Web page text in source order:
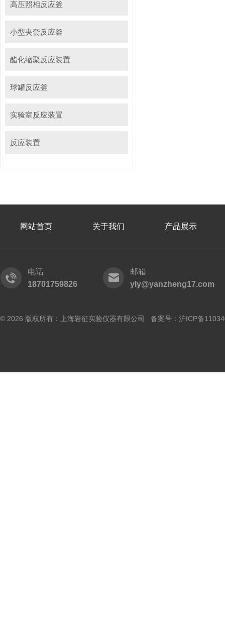
高压照相反应釜
小型夹套反应釜
酯化缩聚反应装置
球罐反应釜
实验室反应装置
反应装置
网站首页 关于我们 产品展示
电话
18701759826
邮箱
yly@yanzheng17.com
© 2026 版权所有：上海岩征实验仪器有限公司 备案号： 沪ICP备